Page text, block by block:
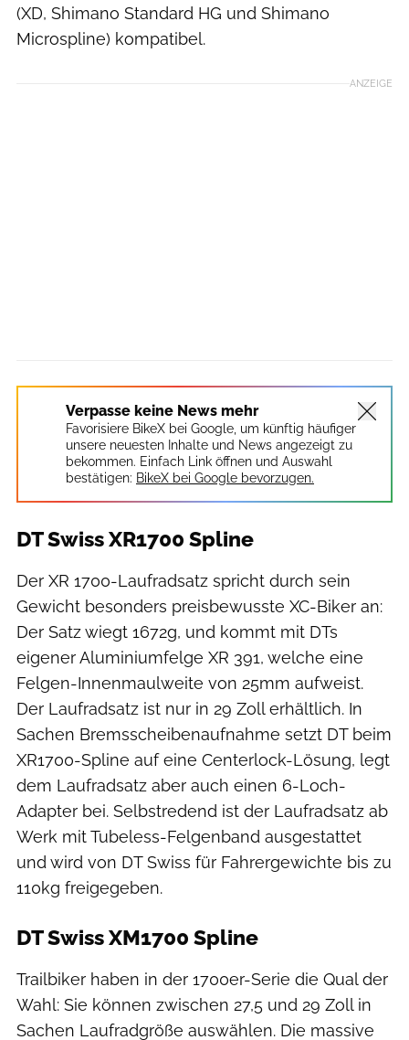
(XD, Shimano Standard HG und Shimano
Microspline) kompatibel.
ANZEIGE
Verpasse keine News mehr
Favorisiere BikeX bei Google, um künftig häufiger
unsere neuesten Inhalte und News angezeigt zu
bekommen. Einfach Link öffnen und Auswahl
bestätigen: BikeX bei Google bevorzugen.
DT Swiss XR1700 Spline
Der XR 1700-Laufradsatz spricht durch sein
Gewicht besonders preisbewusste XC-Biker an:
Der Satz wiegt 1672g, und kommt mit DTs
eigener Aluminiumfelge XR 391, welche eine
Felgen-Innenmaulweite von 25mm aufweist.
Der Laufradsatz ist nur in 29 Zoll erhältlich. In
Sachen Bremsscheibenaufnahme setzt DT beim
XR1700-Spline auf eine Centerlock-Lösung, legt
dem Laufradsatz aber auch einen 6-Loch-
Adapter bei. Selbstredend ist der Laufradsatz ab
Werk mit Tubeless-Felgenband ausgestattet
und wird von DT Swiss für Fahrergewichte bis zu
110kg freigegeben.
DT Swiss XM1700 Spline
Trailbiker haben in der 1700er-Serie die Qual der
Wahl: Sie können zwischen 27,5 und 29 Zoll in
Sachen Laufradgröße auswählen. Die massive